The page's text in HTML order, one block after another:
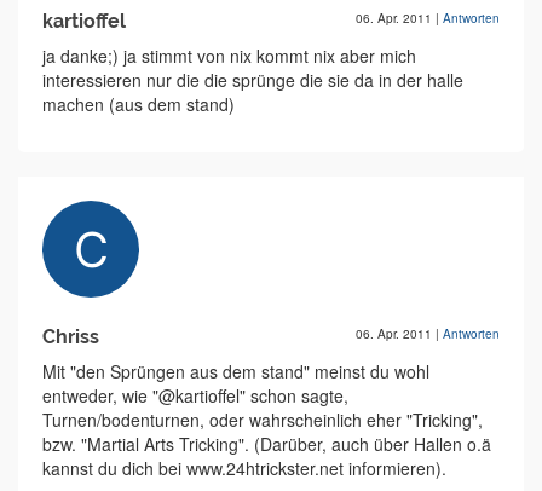
kartioffel 06. Apr. 2011 | Antworten
ja danke;) ja stimmt von nix kommt nix aber mich
interessieren nur die die sprünge die sie da in der halle
machen (aus dem stand)
Chriss 06. Apr. 2011 | Antworten
Mit "den Sprüngen aus dem stand" meinst du wohl
entweder, wie "@kartioffel" schon sagte,
Turnen/bodenturnen, oder wahrscheinlich eher "Tricking",
bzw. "Martial Arts Tricking". (Darüber, auch über Hallen o.ä
kannst du dich bei www.24htrickster.net informieren).